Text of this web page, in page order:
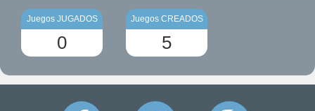
Juegos JUGADOS
0
Juegos CREADOS
5